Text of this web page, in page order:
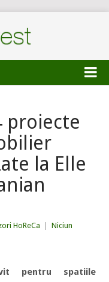
proiecte
la Elle
HoReCa
Niciun
pentru spatiile